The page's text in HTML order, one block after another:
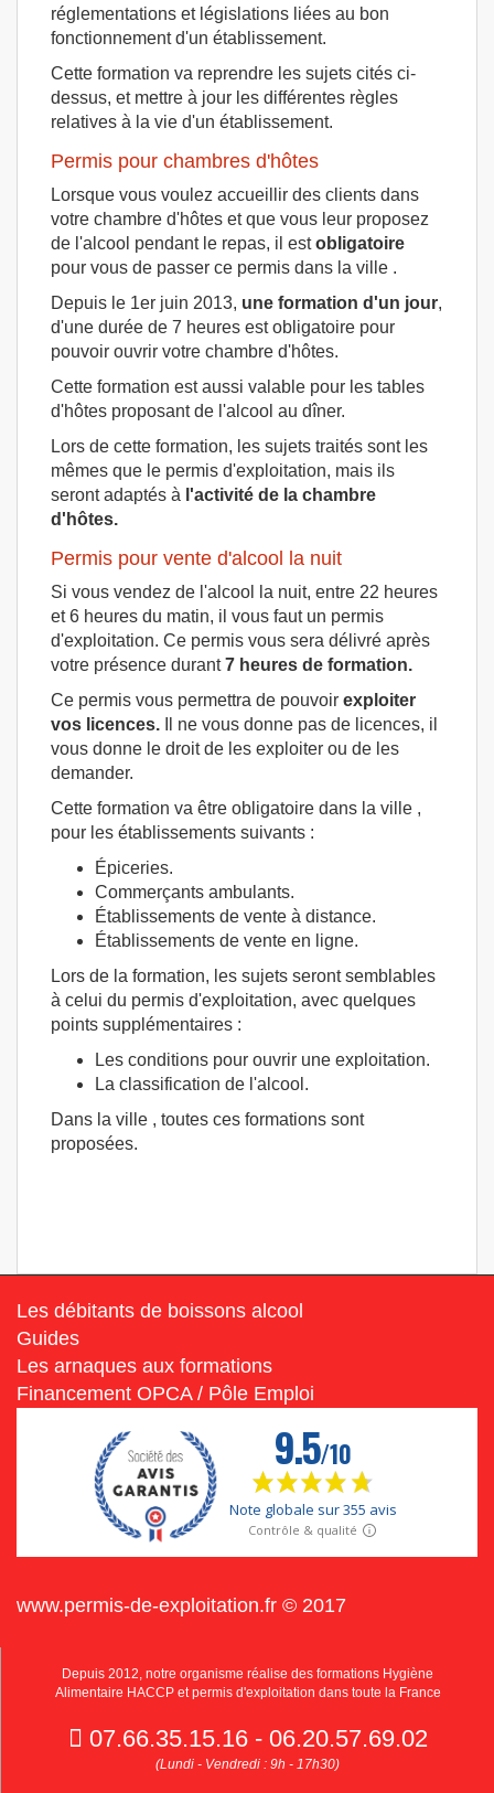
réglementations et législations liées au bon
fonctionnement d'un établissement.
Cette formation va reprendre les sujets cités ci-
dessus, et mettre à jour les différentes règles
relatives à la vie d'un établissement.
Permis pour chambres d'hôtes
Lorsque vous voulez accueillir des clients dans
votre chambre d'hôtes et que vous leur proposez
de l'alcool pendant le repas, il estobligatoire
pour vous de passer ce permis dans la ville .
Depuis le 1er juin 2013, une formation d'un jour,
d'une durée de 7 heures est obligatoire pour
pouvoir ouvrir votre chambre d'hôtes.
Cette formation est aussi valable pour les tables
d'hôtes proposant de l'alcool au dîner.
Lors de cette formation, les sujets traités sont les
mêmes que le permis d'exploitation, mais ils
seront adaptés à l'activité de la chambre
d'hôtes.
Permis pour vente d'alcool la nuit
Si vous vendez de l'alcool la nuit, entre 22 heures
et 6 heures du matin, il vous faut un permis
d'exploitation. Ce permis vous sera délivré après
votre présence durant7 heures de formation.
Ce permis vous permettra de pouvoir exploiter
vos licences. Il ne vous donne pas de licences, il
vous donne le droit de les exploiter ou de les
demander.
Cette formation va être obligatoire dans la ville ,
pour les établissements suivants :
Épiceries.
Commerçants ambulants.
Établissements de vente à distance.
Établissements de vente en ligne.
Lors de la formation, les sujets seront semblables
à celui du permis d'exploitation, avec quelques
points supplémentaires :
Les conditions pour ouvrir une exploitation.
La classification de l'alcool.
Dans la ville , toutes ces formations sont
proposées.
Les débitants de boissons alcool
Guides
Les arnaques aux formations
Financement OPCA / Pôle Emploi
www.permis-de-exploitation.fr © 2017
Depuis 2012, notre organisme réalise des formations Hygiène
Alimentaire HACCP et permis d'exploitation dans toute la France
07.66.35.15.16 - 06.20.57.69.02
(Lundi - Vendredi : 9h - 17h30)